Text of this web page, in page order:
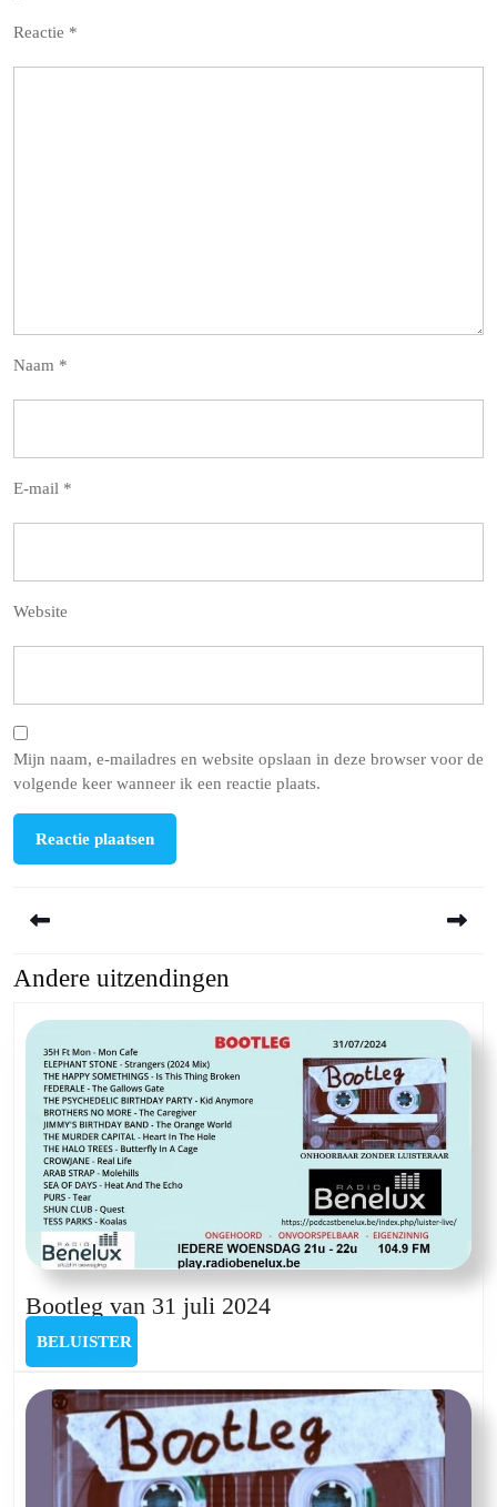
Reactie *
Naam *
E-mail *
Website
Mijn naam, e-mailadres en website opslaan in deze browser voor de
volgende keer wanneer ik een reactie plaats.
Previous
Andere uitzendingen
Bootleg van 31 juli 2024Bootleg
juli
2024
BELUISTER